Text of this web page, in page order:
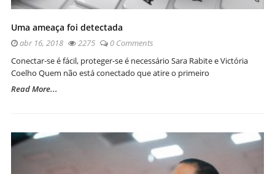
Uma ameaça foi detectada
abr 16, 2018 2275
0 Comments
Conectar-se é fácil, proteger-se é necessário Sara Rabite e Victória
Coelho Quem não está conectado que atire o primeiro
Read More...